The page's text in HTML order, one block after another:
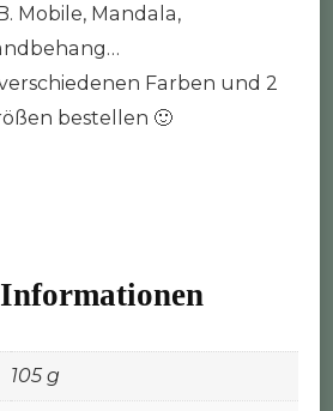
Mobile, Mandala,
Farben und 2
bestellen 🙂
105 g